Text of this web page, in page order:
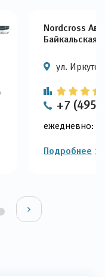
Nordcross
Байкальская
ул.
+7 (495)
ежедневно:
Подробнее